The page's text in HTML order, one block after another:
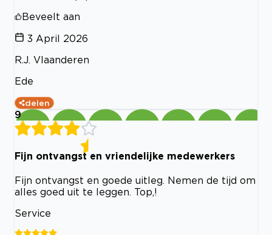
Beveelt aan
3 April 2026
R.J. Vlaanderen
Ede
delen
9
Fijn ontvangst en vriendelijke medewerkers
Fijn ontvangst en goede uitleg. Nemen de tijd om
alles goed uit te leggen. Top,!
Service